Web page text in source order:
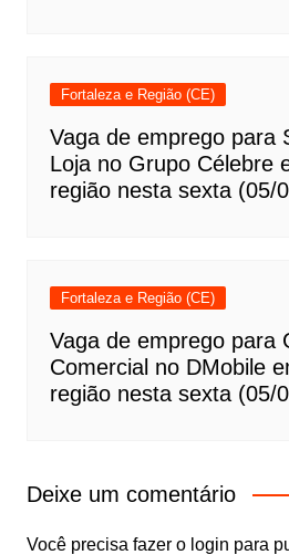
Fortaleza e Região (CE)
Vaga de emprego para
Loja no Grupo Célebre
região nesta sexta (05/
Fortaleza e Região (CE)
Vaga de emprego para
Comercial no DMobile
região nesta sexta (05/
Deixe um comentário
Você precisa fazer o login para